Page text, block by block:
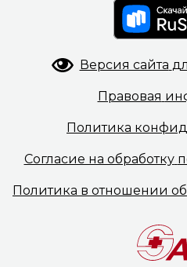
Версия сайта
Правовая
Политика
Согласие на обработку
Политика в отношении